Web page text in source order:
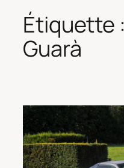
Étiquette :
Guarà